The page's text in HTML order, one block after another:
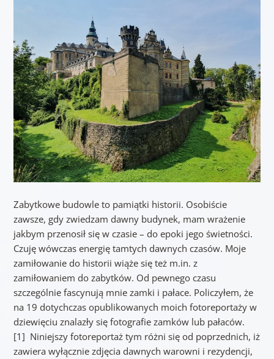
Zabytkowe budowle to pamiątki historii. Osobiście
zawsze, gdy zwiedzam dawny budynek, mam wrażenie
jakbym przenosił się w czasie – do epoki jego świetności.
Czuję wówczas energię tamtych dawnych czasów. Moje
zamiłowanie do historii wiąże się też m.in. z
zamiłowaniem do zabytków. Od pewnego czasu
szczególnie fascynują mnie zamki i pałace. Policzyłem, że
na 19 dotychczas opublikowanych moich fotoreportaży w
dziewięciu znalazły się fotografie zamków lub pałaców.
[1] Niniejszy fotoreportaż tym różni się od poprzednich, iż
zawiera wyłącznie zdjęcia dawnych warowni i rezydencji,